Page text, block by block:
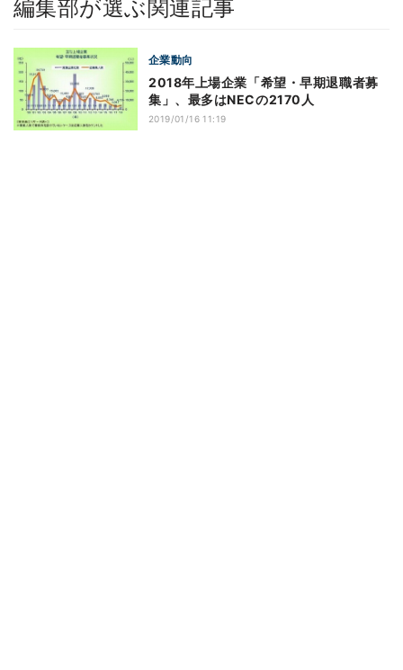
編集部が選ぶ関連記事
企業動向
2018年上場企業「希望・早期退職者募
集」、最多はNECの2170人
2019/01/16 11:19